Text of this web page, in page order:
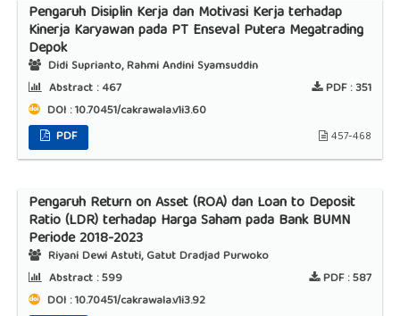
Pengaruh Disiplin Kerja dan Motivasi Kerja terhadap
Kinerja Karyawan pada PT Enseval Putera Megatrading
Depok
Didi Suprianto, Rahmi Andini Syamsuddin
Abstract :467 PDF :351
DOI : 10.70451/cakrawala.v1i3.60
PDF
457-468
Pengaruh Return on Asset (ROA) dan Loan to Deposit
Ratio (LDR) terhadap Harga Saham pada Bank BUMN
Periode 2018-2023
Riyani Dewi Astuti, Gatut Dradjad Purwoko
Abstract :599 PDF :587
DOI : 10.70451/cakrawala.v1i3.92